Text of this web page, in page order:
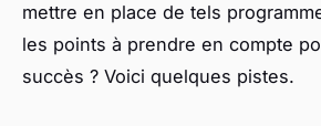
mettre en place de tels
les points à prendre en compte
succès ? Voici quelques pistes.